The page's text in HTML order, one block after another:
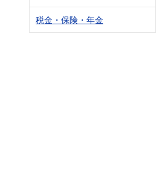
税金・保険・年金